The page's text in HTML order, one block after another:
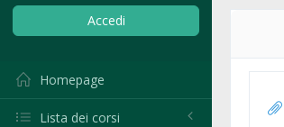
Homepage
Lista dei corsi